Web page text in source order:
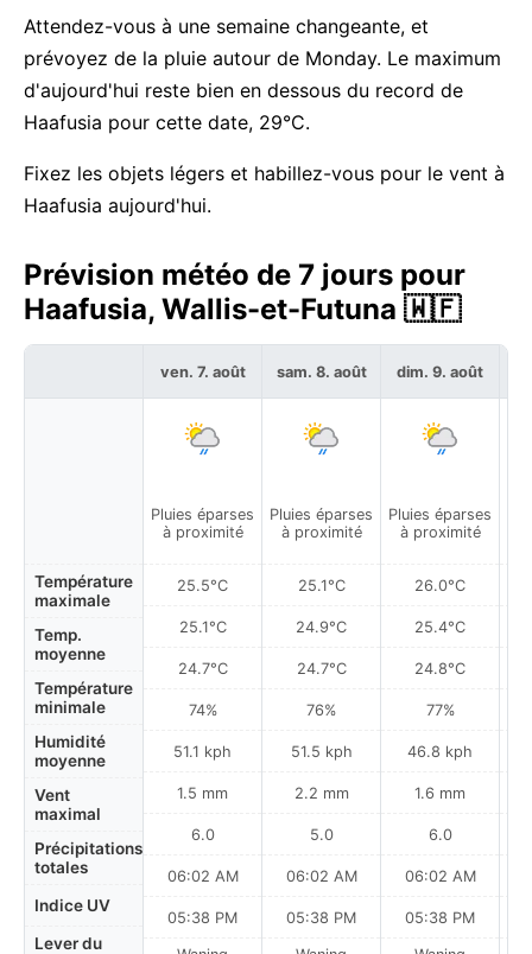
Attendez-vous à une semaine changeante, et
prévoyez de la pluie autour de Monday. Le maximum
d'aujourd'hui reste bien en dessous du record de
Haafusia pour cette date, 29°C.
Fixez les objets légers et habillez-vous pour le vent à
Haafusia aujourd'hui.
Prévision météo de 7 jours pour
Haafusia, Wallis-et-Futuna 🇼🇫
Température
maximale
Temp.
moyenne
Température
minimale
Humidité
moyenne
Vent
maximal
Précipitations
totales
Indice UV
Lever du
ven. 7. août
Pluies éparses
à proximité
25.5°C
25.1°C
24.7°C
74%
51.1 kph
1.5 mm
6.0
06:02 AM
05:38 PM
sam. 8. août
Pluies éparses
à proximité
25.1°C
24.9°C
24.7°C
76%
51.5 kph
2.2 mm
5.0
06:02 AM
05:38 PM
dim. 9. août
Pluies éparses
à proximité
26.0°C
25.4°C
24.8°C
77%
46.8 kph
1.6 mm
6.0
06:02 AM
05:38 PM